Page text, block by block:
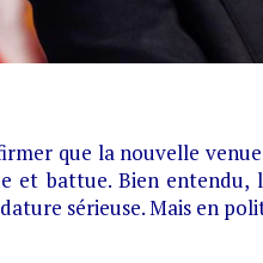
que la nouvelle
et battue. Bien entendu,
sérieuse. Mais en